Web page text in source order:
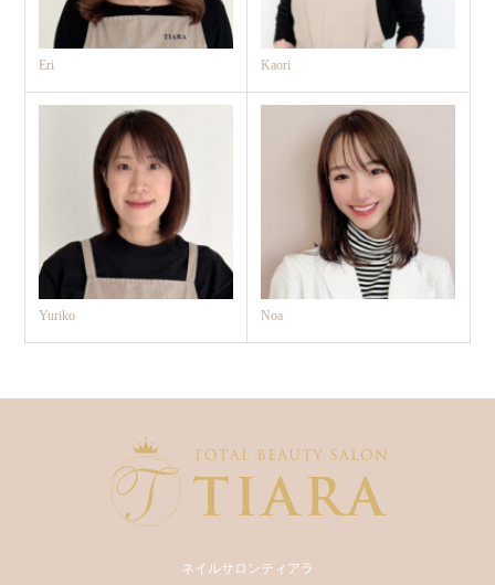
Eri Kaori
Yuriko Noa
ネイルサロンティアラ